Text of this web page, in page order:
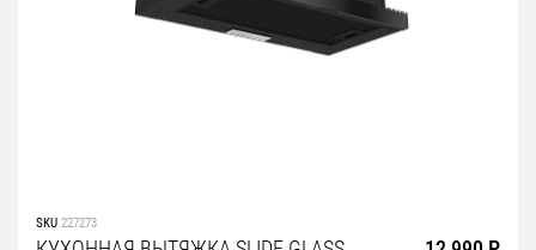
SKU 227273